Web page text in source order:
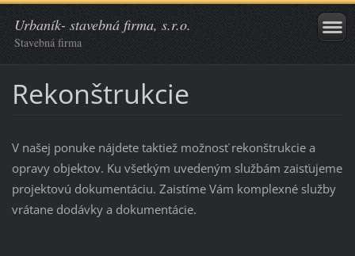
Urbaník- stavebná firma, s.r.o.
Stavebná firma
Rekonštrukcie
V našej ponuke nájdete taktiež možnosť rekonštrukcie a
opravy objektov. Ku všetkým uvedeným službám zaisťujeme
projektovú dokumentáciu. Zaistíme Vám komplexné služby
vrátane dodávky a dokumentácie.